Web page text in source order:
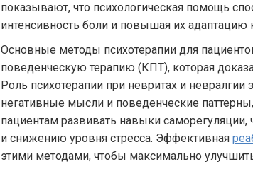
показывают, что психологическая помощь
интенсивность боли и повышая их
Основные методы психотерапии для
поведенческую терапию (КПТ), которая
Роль психотерапии при невритах и
негативные мысли и поведенческие
пациентам развивать навыки
и снижению уровня стресса. Эффективная
этими методами, чтобы максимально